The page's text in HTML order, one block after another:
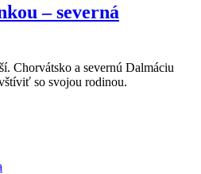
– severná
Chorvátsko a severnú Dalmáciu
so svojou rodinou.